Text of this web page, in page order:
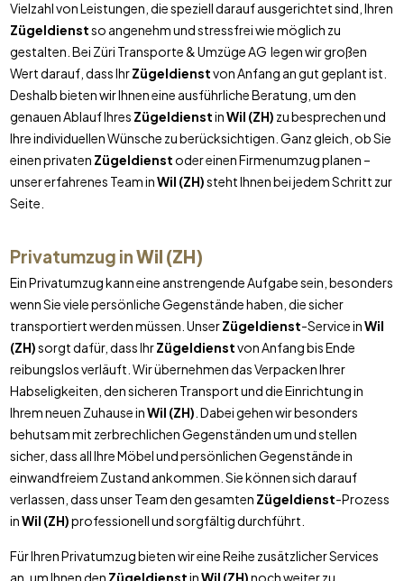
Vielzahl von Leistungen, die speziell darauf ausgerichtet sind, Ihren
Zügeldienstso angenehm und stressfrei wie möglich zu
gestalten. Bei Züri Transporte & Umzüge AG legen wir großen
Wert darauf, dass IhrZügeldienstvon Anfang an gut geplant ist.
Deshalb bieten wir Ihnen eine ausführliche Beratung, um den
genauen Ablauf Ihres ZügeldienstinWil (ZH) zu besprechen und
Ihre individuellen Wünsche zu berücksichtigen. Ganz gleich, ob Sie
einen privaten Zügeldienstoder einen Firmenumzug planen –
unser erfahrenes Team inWil (ZH)steht Ihnen bei jedem Schritt zur
Seite.
Privatumzug inWil (ZH)
Ein Privatumzug kann eine anstrengende Aufgabe sein, besonders
wenn Sie viele persönliche Gegenstände haben, die sicher
transportiert werden müssen. UnserZügeldienst-Service inWil
(ZH)sorgt dafür, dass IhrZügeldienstvon Anfang bis Ende
reibungslos verläuft. Wir übernehmen das Verpacken Ihrer
Habseligkeiten, den sicheren Transport und die Einrichtung in
Ihrem neuen Zuhause inWil (ZH) . Dabei gehen wir besonders
behutsam mit zerbrechlichen Gegenständen um und stellen
sicher, dass all Ihre Möbel und persönlichen Gegenstände in
einwandfreiem Zustand ankommen. Sie können sich darauf
verlassen, dass unser Team den gesamten Zügeldienst-Prozess
inWil (ZH)professionell und sorgfältig durchführt.
Für Ihren Privatumzug bieten wir eine Reihe zusätzlicher Services
an, um Ihnen den ZügeldienstinWil (ZH)noch weiter zu